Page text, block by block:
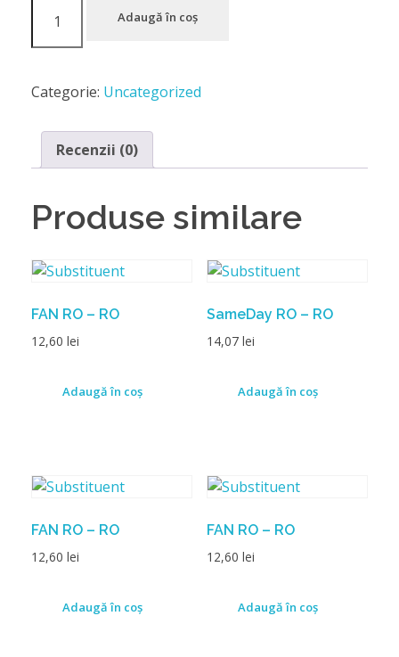
Adaugă în coș
Categorie: Uncategorized
Recenzii (0)
Produse similare
FAN RO – RO
12,60 lei
Adaugă în coș
SameDay RO – RO
14,07 lei
Adaugă în coș
FAN RO – RO
12,60 lei
Adaugă în coș
FAN RO – RO
12,60 lei
Adaugă în coș